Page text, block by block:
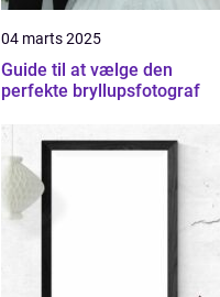
04 marts 2025
Guide til at vælge den
perfekte bryllupsfotograf